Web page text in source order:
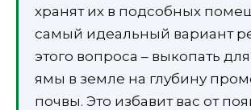
хранят их в подсобных
самый идеальный вариант
этого вопроса – выкопать
ямы в земле на глубину
почвы. Это избавит вас от